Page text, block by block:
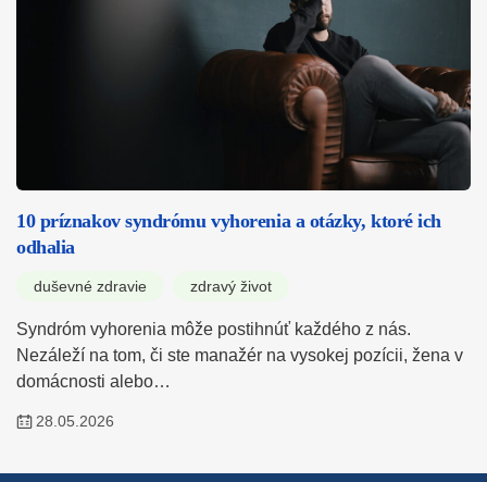
10 príznakov syndrómu vyhorenia a otázky, ktoré ich
odhalia
duševné zdravie zdravý život
Syndróm vyhorenia môže postihnúť každého z nás.
Nezáleží na tom, či ste manažér na vysokej pozícii, žena v
domácnosti alebo…
28.05.2026